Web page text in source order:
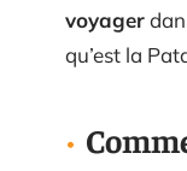
voyager
qu’est la